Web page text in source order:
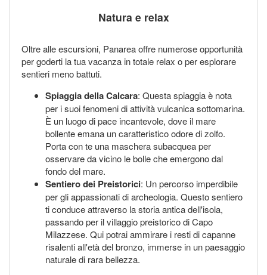
Natura e relax
Oltre alle escursioni, Panarea offre numerose opportunità
per goderti la tua vacanza in totale relax o per esplorare
sentieri meno battuti.
Spiaggia della Calcara: Questa spiaggia è nota
per i suoi fenomeni di attività vulcanica sottomarina.
È un luogo di pace incantevole, dove il mare
bollente emana un caratteristico odore di zolfo.
Porta con te una maschera subacquea per
osservare da vicino le bolle che emergono dal
fondo del mare.
Sentiero dei Preistorici: Un percorso imperdibile
per gli appassionati di archeologia. Questo sentiero
ti conduce attraverso la storia antica dell'isola,
passando per il villaggio preistorico di Capo
Milazzese. Qui potrai ammirare i resti di capanne
risalenti all'età del bronzo, immerse in un paesaggio
naturale di rara bellezza.